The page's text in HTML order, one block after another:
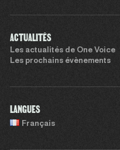
ACTUALITÉS
Les actualités de One Voice
Les prochains évènements
LANGUES
Français